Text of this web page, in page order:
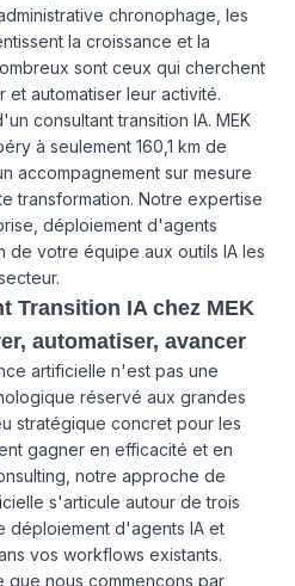
chronophage, les
la croissance et la
sont ceux qui cherchent
et automatiser leur activité.
consultant transition IA. MEK
à seulement 160,1 km de
accompagnement sur mesure
transformation. Notre expertise
déploiement d'agents
de votre équipe aux outils IA les
Transition IA chez MEK
automatiser, avancer
artificielle n'est pas une
réservé aux grandes
stratégique concret pour les
gagner en efficacité et en
notre approche de
s'articule autour de trois
déploiement d'agents IA et
vos workflows existants.
que nous commençons par